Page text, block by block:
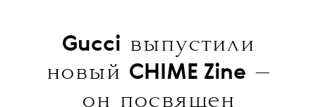
Gucci выпустили
новый CHIME Zine —
он посвящен